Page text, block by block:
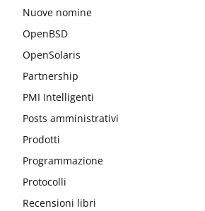
Nuove nomine
OpenBSD
OpenSolaris
Partnership
PMI Intelligenti
Posts amministrativi
Prodotti
Programmazione
Protocolli
Recensioni libri